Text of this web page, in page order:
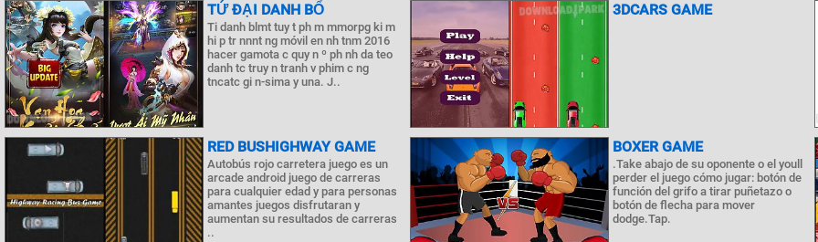
TỨ ĐẠI DANH BỔ
Ti danh blmt tuy t ph m mmorpg ki m
hi p tr nnnt ng móvil en nh tnm 2016
hacer gamota c quy n º ph nh da teo
danh tc truy n tranh v phim c ng
tncatc gi n-sima y una. J..
3DCARS GAME
RED BUSHIGHWAY GAME
Autobús rojo carretera juego es un
arcade android juego de carreras
para cualquier edad y para personas
amantes juegos disfrutaran y
aumentan su resultados de carreras
..
BOXER GAME
.Take abajo de su oponente o el youll
perder el juego cómo jugar: botón de
función del grifo a tirar puñetazo o
botón de flecha para mover
dodge.Tap.